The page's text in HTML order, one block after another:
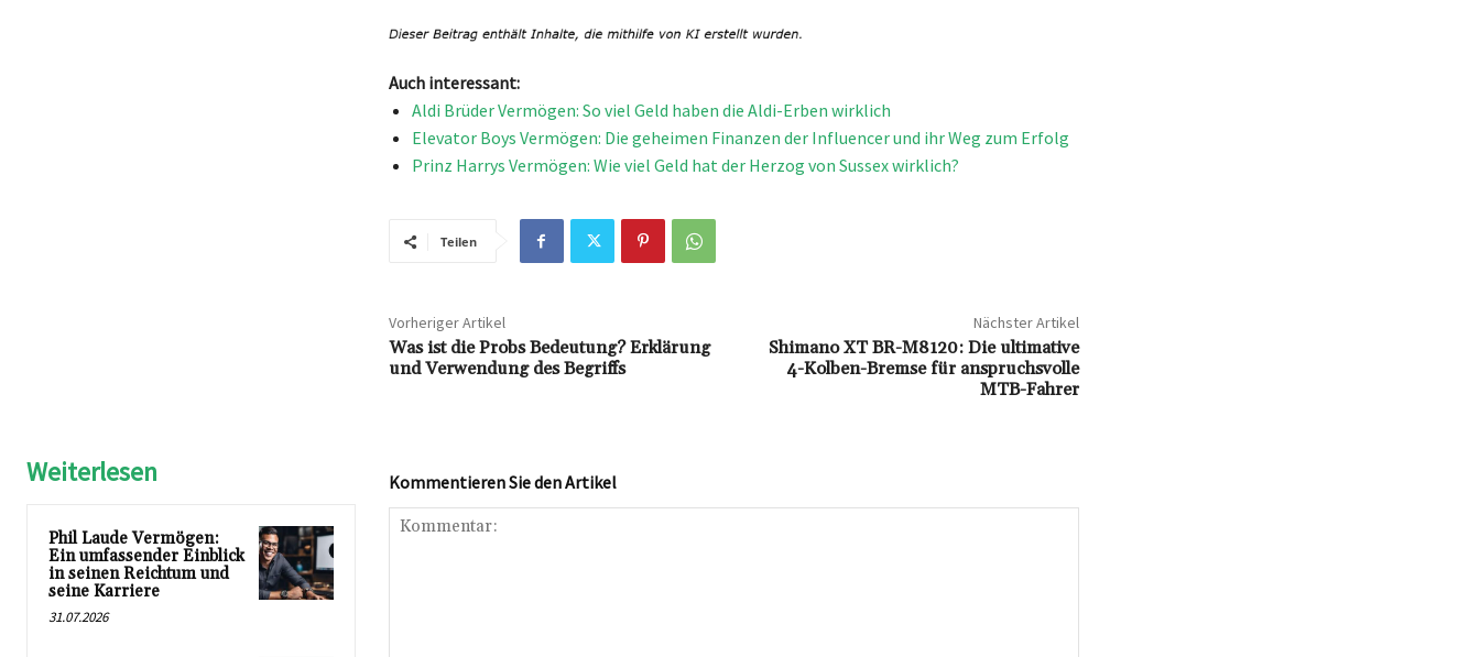
Auch interessant:
Aldi Brüder Vermögen: So viel Geld haben die Aldi-Erben wirklich
Elevator Boys Vermögen: Die geheimen Finanzen der Influencer und ihr Weg zum Erfolg
Prinz Harrys Vermögen: Wie viel Geld hat der Herzog von Sussex wirklich?
Teilen
Vorheriger Artikel
Was ist die Probs Bedeutung? Erklärung
und Verwendung des Begriffs
Nächster Artikel
Shimano XT BR-M8120: Die ultimative
4-Kolben-Bremse für anspruchsvolle
MTB-Fahrer
Weiterlesen
Phil Laude Vermögen:
Ein umfassender Einblick
in seinen Reichtum und
seine Karriere
31.07.2026
Kommentieren Sie den Artikel